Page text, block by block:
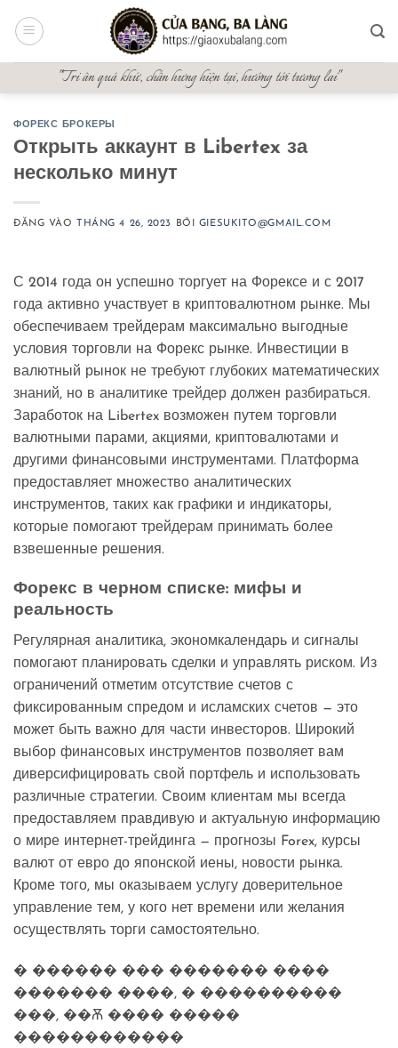
qua
"Tri ân quá khứ, chấn hưng hiện tại, hướng tới tương lai"
ФОРЕКС БРОКЕРЫ
Открыть аккаунт в Libertex за
несколько минут
ĐĂNG VÀO THÁNG 4 26, 2023 BỞI GIESUKITO@GMAIL.COM
С 2014 года он успешно торгует на Форексе и с 2017
года активно участвует в криптовалютном рынке. Мы
обеспечиваем трейдерам максимально выгодные
условия торговли на Форекс рынке. Инвестиции в
валютный рынок не требуют глубоких математических
знаний, но в аналитике трейдер должен разбираться.
Заработок на Libertex возможен путем торговли
валютными парами, акциями, криптовалютами и
другими финансовыми инструментами. Платформа
предоставляет множество аналитических
инструментов, таких как графики и индикаторы,
которые помогают трейдерам принимать более
взвешенные решения.
Форекс в черном списке: мифы и
реальность
Регулярная аналитика, экономкалендарь и сигналы
помогают планировать сделки и управлять риском. Из
ограничений отметим отсутствие счетов с
фиксированным спредом и исламских счетов — это
может быть важно для части инвесторов. Широкий
выбор финансовых инструментов позволяет вам
диверсифицировать свой портфель и использовать
различные стратегии. Своим клиентам мы всегда
предоставляем правдивую и актуальную информацию
о мире интернет-трейдинга — прогнозы Forex, курсы
валют от евро до японской иены, новости рынка.
Кроме того, мы оказываем услугу доверительное
управление тем, у кого нет времени или желания
осуществлять торги самостоятельно.
� ������ ��� ������� ����
������� ����, � ����������
���, ��Ѫ ���� �����
������������